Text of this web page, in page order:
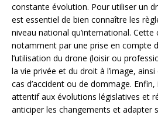
constante évolution. Pour utiliser un
est essentiel de bien connaître les
niveau national qu’international. Cette
notamment par une prise en compte
l’utilisation du drone (loisir ou
la vie privée et du droit à l’image,
cas d’accident ou de dommage.
attentif aux évolutions législatives et
anticiper les changements et adapter